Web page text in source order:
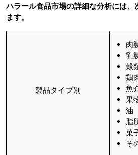
ハラール食品市場の詳細な分析には、
ます。
製品タイプ別
肉
乳
穀
鶏
魚
果
油
脂
菓
そ